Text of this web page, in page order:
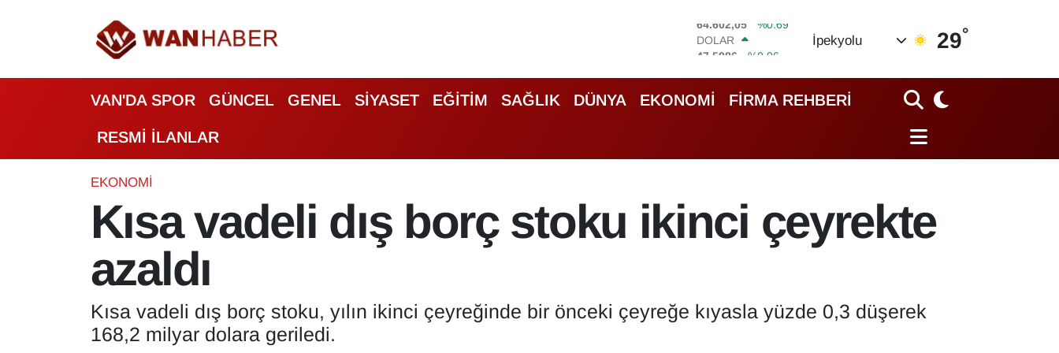
DOLAR
47,5986
55,0700
%0.1
STERLİN
64,2438
%0.21
BİST100
64.602,05
İpekyolu 29°
VAN'DA SPOR GÜNCEL GENEL SİYASET EĞİTİM SAĞLIK DÜNYA EKONOMİ FİRMA REHBERİ
RESMİ İLANLAR
EKONOMİ
Kısa vadeli dış borç stoku ikinci çeyrekte
azaldı
Kısa vadeli dış borç stoku, yılın ikinci çeyreğinde bir önceki çeyreğe kıyasla yüzde 0,3 düşerek
168,2 milyar dolara geriledi.
ASAYİŞ
BİLİM VE TEKNOLOJİ
Biyografi
Bölge Haberleri
Deprem
Dernekler, Odalar
Van Nöbetçi Eczaneler
Van Hava Durumu
Van Namaz Vakitleri
Van Trafik Yoğunluk Haritası
Süper Lig Puan Durumu ve Fikstür
Tüm Manşetler
Son Dakika Haberleri
Haber Arşivi